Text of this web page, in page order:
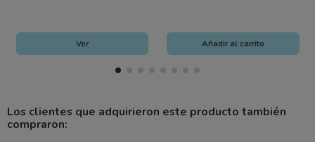
Ver Añadir al carrito
Los clientes que adquirieron este producto también
compraron: